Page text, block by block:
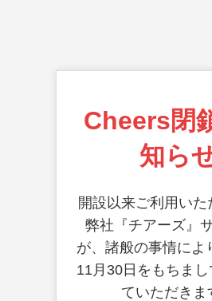
Cheers閉
知ら
開設以来ご利用いた
弊社『チアーズ』
が、諸般の事情によ
11月30日をもちま
ていただきま